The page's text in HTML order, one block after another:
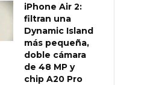
iPhone Air 2:
filtran una
Dynamic Island
más pequeña,
doble cámara
de 48 MP y
chip A20 Pro